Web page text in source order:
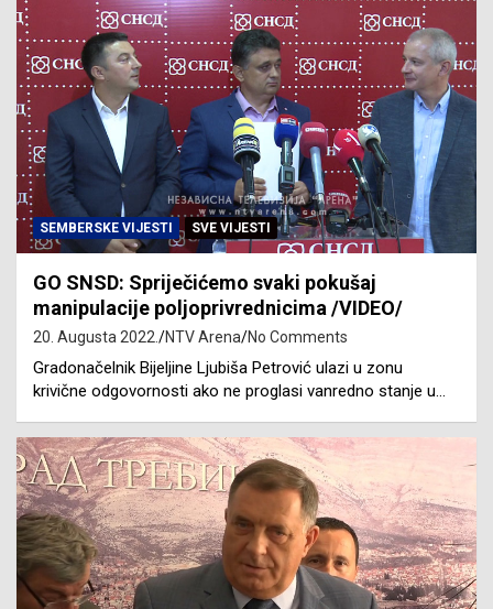
SEMBERSKE VIJESTI SVE VIJESTI
GO SNSD: Spriječićemo svaki pokušaj
manipulacije poljoprivrednicima /VIDEO/
20. Augusta 2022. NTV Arena No Comments
Gradonačelnik Bijeljine Ljubiša Petrović ulazi u zonu
krivične odgovornosti ako ne proglasi vanredno stanje u…